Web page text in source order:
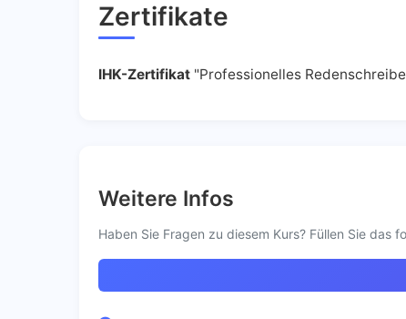
Zertifikate
IHK-Zertifikat "Professionelles
Weitere Infos
Haben Sie Fragen zu diesem Kurs? Füllen Sie das